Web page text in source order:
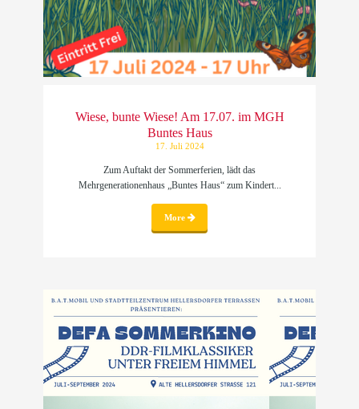
Wiese, bunte Wiese! Am 17.07. im MGH
Buntes Haus
17. Juli 2024
Zum Auftakt der Sommerferien, lädt das
Mehrgenerationenhaus „Buntes Haus“ zum Kindert...
More